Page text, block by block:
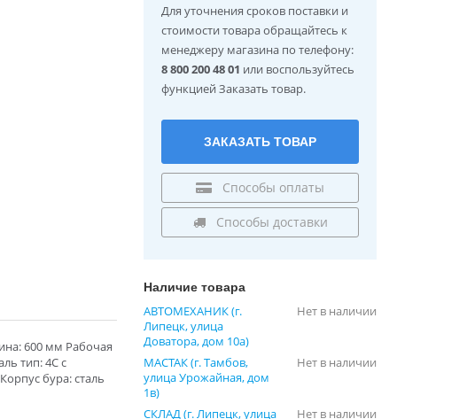
Для уточнения сроков поставки и
стоимости товара обращайтесь к
менеджеру магазина по телефону:
8 800 200 48 01 или воспользуйтесь
функцией Заказать товар.
ЗАКАЗАТЬ ТОВАР
Способы оплаты
Способы доставки
600 мм Рабочая
тип: 4С с
бура: сталь
Наличие товара
АВТОМЕХАНИК (г.
Липецк, улица
Доватора, дом 10а)
Нет в наличии
МАСТАК (г. Тамбов,
улица Урожайная, дом
1в)
Нет в наличии
СКЛАД (г. Липецк, улица
Нет в наличии